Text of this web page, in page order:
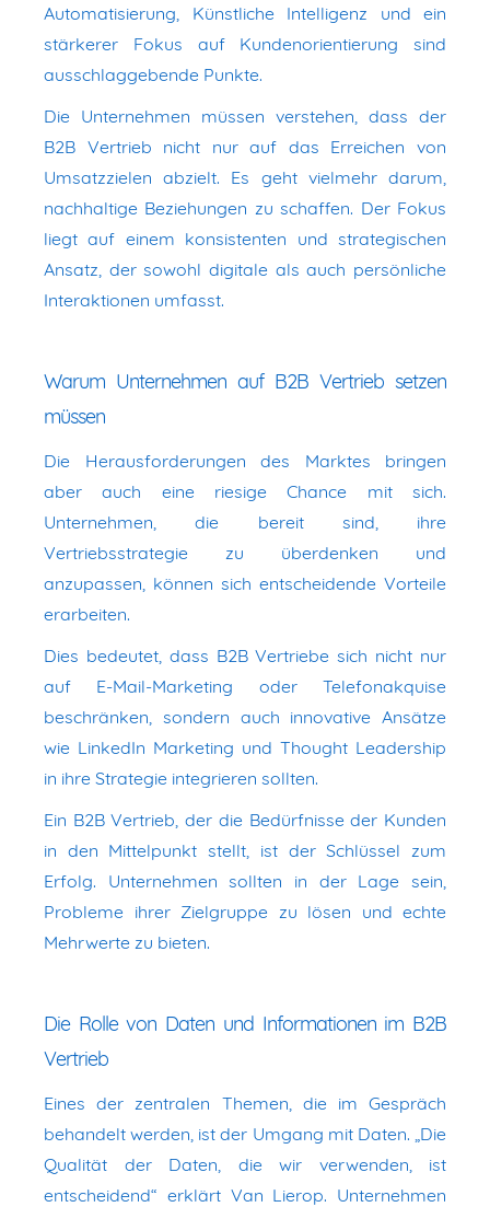
Automatisierung, Künstliche Intelligenz und ein
stärkerer Fokus auf Kundenorientierung sind
ausschlaggebende Punkte.
Die Unternehmen müssen verstehen, dass der
B2B Vertrieb nicht nur auf das Erreichen von
Umsatzzielen abzielt. Es geht vielmehr darum,
nachhaltige Beziehungen zu schaffen. Der Fokus
liegt auf einem konsistenten und strategischen
Ansatz, der sowohl digitale als auch persönliche
Interaktionen umfasst.
Warum Unternehmen auf B2B Vertrieb setzen
müssen
Die Herausforderungen des Marktes bringen
aber auch eine riesige Chance mit sich.
Unternehmen, die bereit sind, ihre
Vertriebsstrategie zu überdenken und
anzupassen, können sich entscheidende Vorteile
erarbeiten.
Dies bedeutet, dass B2B Vertriebe sich nicht nur
auf E-Mail-Marketing oder Telefonakquise
beschränken, sondern auch innovative Ansätze
wie LinkedIn Marketing und Thought Leadership
in ihre Strategie integrieren sollten.
Ein B2B Vertrieb, der die Bedürfnisse der Kunden
in den Mittelpunkt stellt, ist der Schlüssel zum
Erfolg. Unternehmen sollten in der Lage sein,
Probleme ihrer Zielgruppe zu lösen und echte
Mehrwerte zu bieten.
Die Rolle von Daten und Informationen im B2B
Vertrieb
Eines der zentralen Themen, die im Gespräch
behandelt werden, ist der Umgang mit Daten. „Die
Qualität der Daten, die wir verwenden, ist
entscheidend“ erklärt Van Lierop. Unternehmen